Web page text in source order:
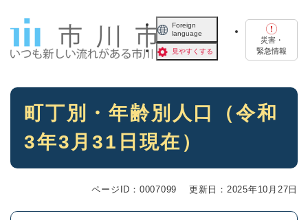
Foreign
language
見やすくする
災害・
緊急情報
本
町丁別・年齢別人口（令和
3年3月31日現在）
ページID：0007099 更新日：2025年10月27日